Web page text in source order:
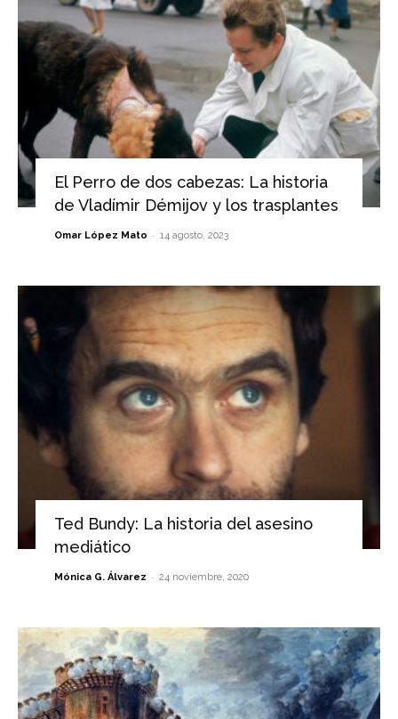
El Perro de dos cabezas: La historia
de Vladímir Démijov y los trasplantes
Omar López Mato - 14 agosto, 2023
Ted Bundy: La historia del asesino
mediático
Mónica G. Álvarez - 24 noviembre, 2020